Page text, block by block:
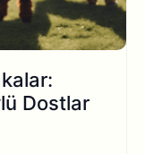
Dostlar